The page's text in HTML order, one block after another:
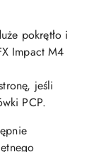
pokrętło i
Impact M4
jeśli
PCP.